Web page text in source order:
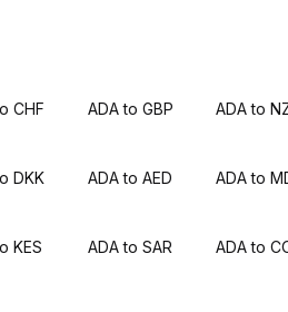
CHF ADA to GBP ADA to
DKK ADA to AED ADA to
KES ADA to SAR ADA to